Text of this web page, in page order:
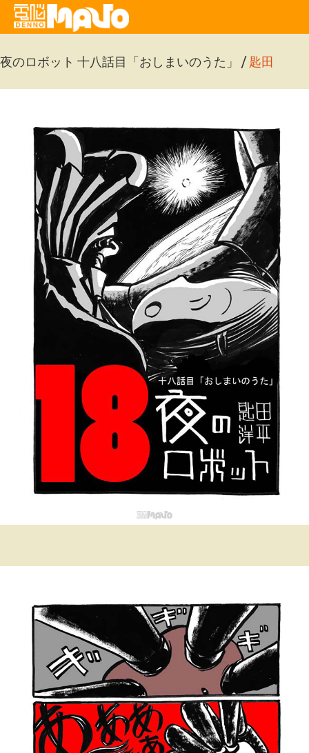
夜のロボット 十八話目「おしまいのうた」 / 匙田